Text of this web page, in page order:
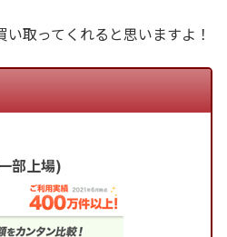
取ってくれると思いますよ！
部上場)